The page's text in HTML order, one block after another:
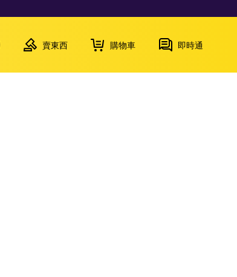
賣東西 購物車 即時通